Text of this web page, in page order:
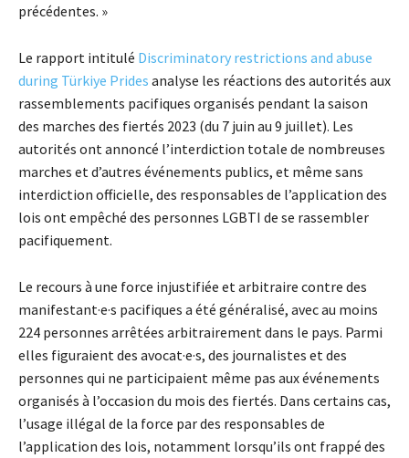
précédentes. »
Le rapport intitulé Discriminatory restrictions and abuse
during Türkiye Prides analyse les réactions des autorités aux
rassemblements pacifiques organisés pendant la saison
des marches des fiertés 2023 (du 7 juin au 9 juillet). Les
autorités ont annoncé l’interdiction totale de nombreuses
marches et d’autres événements publics, et même sans
interdiction officielle, des responsables de l’application des
lois ont empêché des personnes LGBTI de se rassembler
pacifiquement.
Le recours à une force injustifiée et arbitraire contre des
manifestant·e·s pacifiques a été généralisé, avec au moins
224 personnes arrêtées arbitrairement dans le pays. Parmi
elles figuraient des avocat·e·s, des journalistes et des
personnes qui ne participaient même pas aux événements
organisés à l’occasion du mois des fiertés. Dans certains cas,
l’usage illégal de la force par des responsables de
l’application des lois, notamment lorsqu’ils ont frappé des